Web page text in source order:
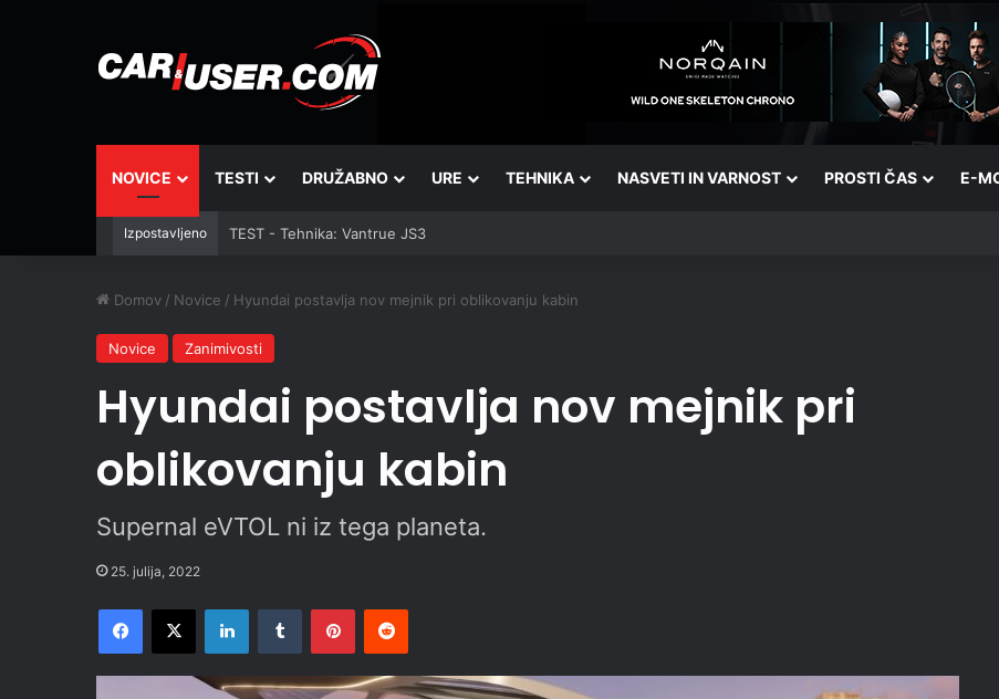
NOVICE TESTI DRUŽABNO URE TEHNIKA NASVETI IN VARNOST PROSTI ČAS E-
Izpostavljeno TEST - Tehnika: Vantrue JS3
Domov / Novice / Hyundai postavlja nov mejnik pri oblikovanju kabin
Novice Zanimivosti
Hyundai postavlja nov mejnik pri
oblikovanju kabin
Supernal eVTOL ni iz tega planeta.
25. julija, 2022
Facebook
X LinkedInTumblr PinterestReddit